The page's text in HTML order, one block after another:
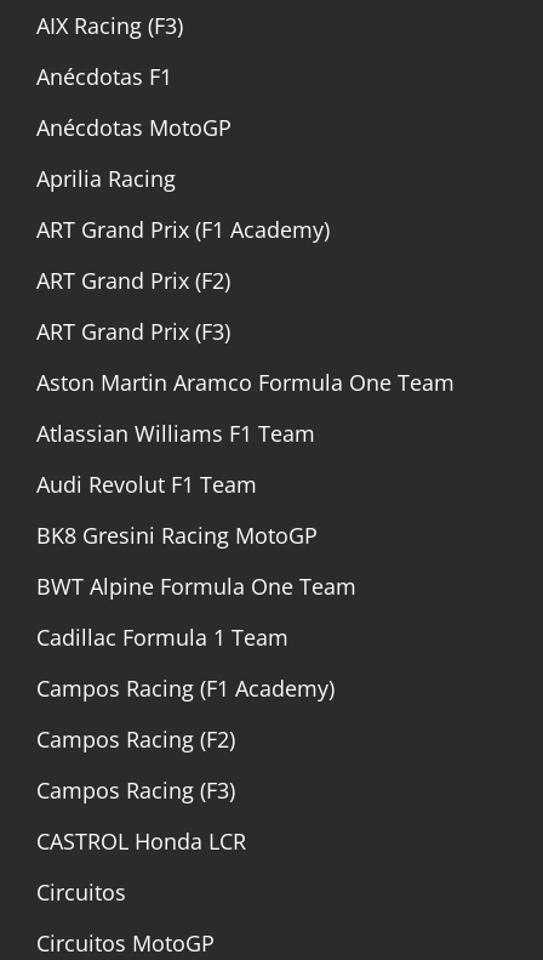
AIX Racing (F3)
Anécdotas F1
Anécdotas MotoGP
Aprilia Racing
ART Grand Prix (F1 Academy)
ART Grand Prix (F2)
ART Grand Prix (F3)
Aston Martin Aramco Formula One Team
Atlassian Williams F1 Team
Audi Revolut F1 Team
BK8 Gresini Racing MotoGP
BWT Alpine Formula One Team
Cadillac Formula 1 Team
Campos Racing (F1 Academy)
Campos Racing (F2)
Campos Racing (F3)
CASTROL Honda LCR
Circuitos
Circuitos MotoGP